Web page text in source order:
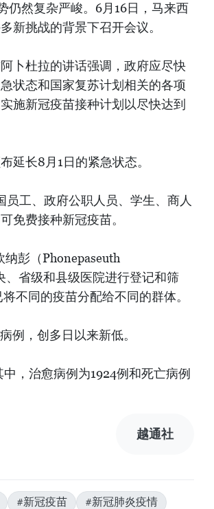
然复杂严峻。6月16日，马来西
新挑战的背景下召开会议。
卜杜拉的讲话强调，政府应尽快
状态和国家复苏计划相关的各项
施新冠疫苗接种计划以尽快达到
延长8月1日的紧急状态。
工、政府公职人员、学生、商人
免费接种新冠疫苗。
彭（Phonepaseuth
、省级和县级医院进行登记和筛
不同的疫苗分配给不同的群体。
例，创多日以来新低。
，治愈病例为1924例和死亡病例
越通社
#新冠疫苗
#新冠肺炎疫情